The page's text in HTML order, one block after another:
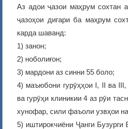
Аз адои ҷазои маҳрум сохтан
ҷазоҳои дигари ба маҳрум
карда шаванд:
1) занон;
2) ноболиғон;
3) мардони аз синни 55 боло;
4) маъюбони гурӯҳҳои I, II ва
ва гурӯҳи клиникии 4 аз рӯи
хунофар, сили фаъоли узвҳои
5) иштирокчиёни Ҷанги